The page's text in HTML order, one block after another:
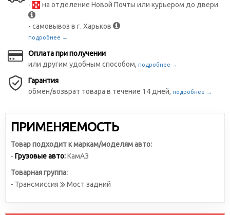
-
на отделение Новой Почты или курьером до двери
- самовывоз в г. Харьков
подробнее →
Оплата при получении
или другим удобным способом, подробнее →
Гарантия
обмен/возврат товара в течение 14 дней, подробнее →
ПРИМЕНЯЕМОСТЬ
Товар подходит к маркам/моделям авто:
- Грузовые авто:КамАЗ
Товарная группа:
- Трансмиссия
Мост задний